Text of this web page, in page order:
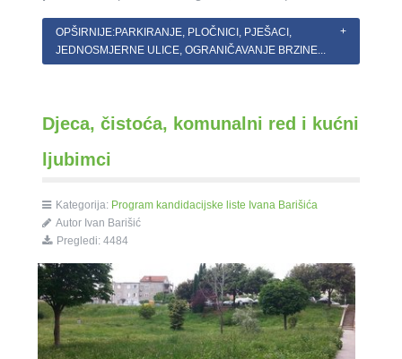
OPŠIRNIJE:PARKIRANJE, PLOČNICI, PJEŠACI,
JEDNOSMJERNE ULICE, OGRANIČAVANJE BRZINE...
Djeca, čistoća, komunalni red i kućni
ljubimci
Kategorija: Program kandidacijske liste Ivana Barišića
Autor Ivan Barišić
Pregledi: 4484